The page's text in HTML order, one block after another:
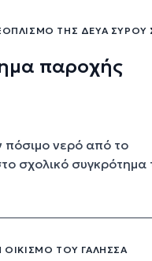
ΤΗΣ ΔΕΥΑ ΣΎΡΟΥ
παροχής
νερό από το
σχολικό συγκρότημα
ΤΟΥ ΓΑΛΗΣΣΆ